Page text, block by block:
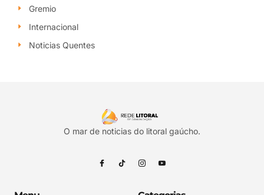
Gremio
Internacional
Noticias Quentes
O mar de noticias do litoral gaúcho.